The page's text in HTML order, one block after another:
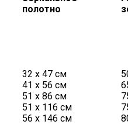
полотно
32 х 47 см
41 х 56 см
51 х 86 см
51 х 116 см
56 х 146 см